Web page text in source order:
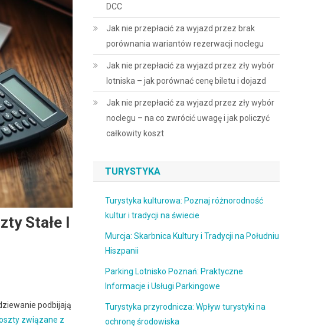
Stałe I
podbijają
związane z
DCC
Jak nie przepłacić za wyjazd przez brak
porównania wariantów rezerwacji noclegu
Jak nie przepłacić za wyjazd przez zły wybór
lotniska – jak porównać cenę biletu i dojazd
Jak nie przepłacić za wyjazd przez zły wybór
noclegu – na co zwrócić uwagę i jak policzyć
całkowity koszt
TURYSTYKA
Turystyka kulturowa: Poznaj różnorodność
kultur i tradycji na świecie
Murcja: Skarbnica Kultury i Tradycji na Południu
Hiszpanii
Parking Lotnisko Poznań: Praktyczne
Informacje i Usługi Parkingowe
Turystyka przyrodnicza: Wpływ turystyki na
ochronę środowiska